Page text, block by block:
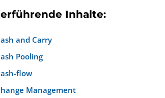
Inhalte:
and Carry
Pooling
flow
Management